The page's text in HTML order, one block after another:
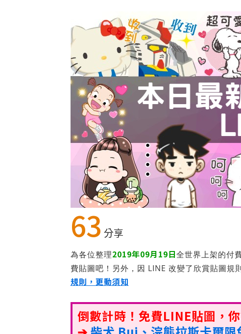
63 分享
為各位整理2019年09月19日全世界上架的付
費貼圖吧！另外，因 LINE 改變了欣賞貼圖規
規則，更動須知
倒數計時！免費LINE貼圖，